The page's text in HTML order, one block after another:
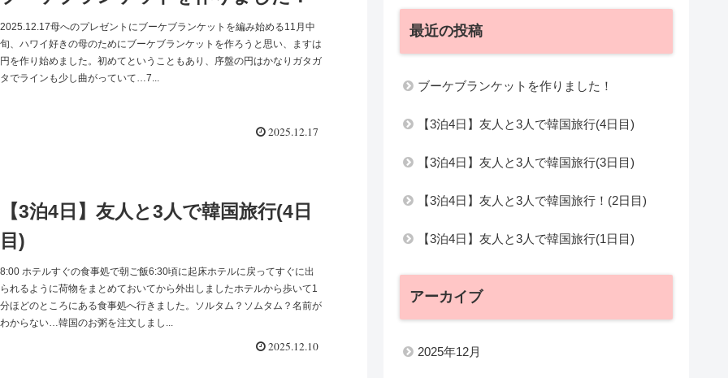
2025.12.17母へのプレゼントにブーケブランケットを編み始める11月中
旬、ハワイ好きの母のためにブーケブランケットを作ろうと思い、ますは
円を作り始めました。初めてということもあり、序盤の円はかなりガタガ
タでラインも少し曲がっていて…7...
2025.12.17
【3泊4日】友人と3人で韓国旅行(4日
目)
8:00 ホテルすぐの食事処で朝ご飯6:30頃に起床ホテルに戻ってすぐに出
られるように荷物をまとめておいてから外出しましたホテルから歩いて1
分ほどのところにある食事処へ行きました。ソルタム？ソムタム？名前が
わからない…韓国のお粥を注文しまし...
2025.12.10
最近の投稿
ブーケブランケットを作りました！
【3泊4日】友人と3人で韓国旅行(4日目)
【3泊4日】友人と3人で韓国旅行(3日目)
【3泊4日】友人と3人で韓国旅行！(2日目)
【3泊4日】友人と3人で韓国旅行(1日目)
アーカイブ
2025年12月